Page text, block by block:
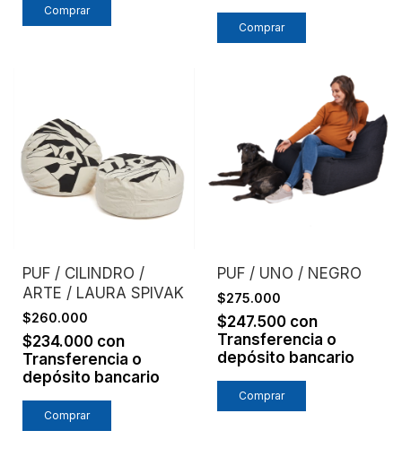
PUF / CILINDRO /
ARTE / LAURA SPIVAK
$260.000
$234.000 con
Transferencia o
depósito bancario
PUF / UNO / NEGRO
$275.000
$247.500 con
Transferencia o
depósito bancario